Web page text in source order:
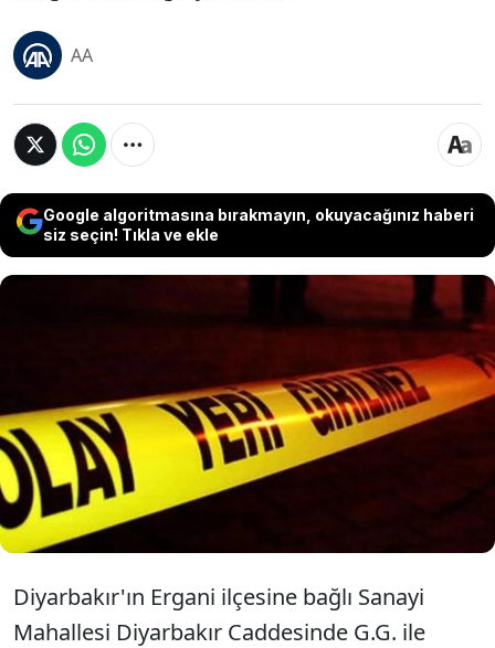
AA
Google algoritmasına bırakmayın, okuyacağınız haberi
siz seçin! Tıkla ve ekle
Diyarbakır Ergani'de yolda karşılaşan G.G.
ile kayınbiraderi A.B. arasında tartışma
çıktı. Tartışmanın büyümesiyle çıkan silahlı
kavgada A.B. ağır yaralandı.
Diyarbakır'ın Ergani ilçesine bağlı Sanayi
Mahallesi Diyarbakır Caddesinde G.G. ile